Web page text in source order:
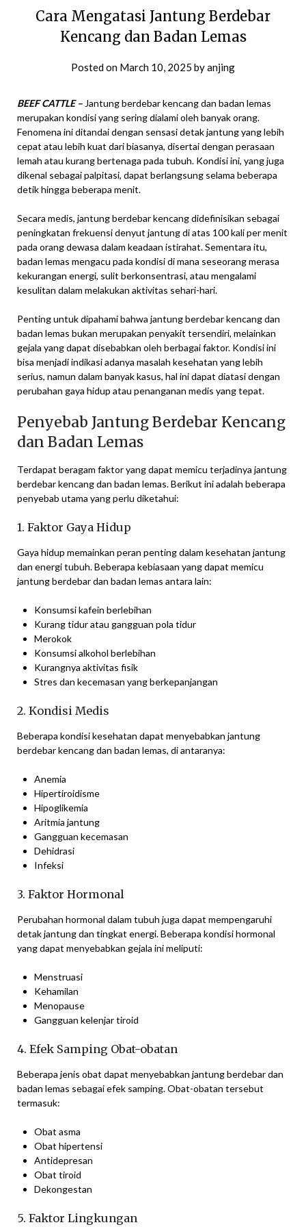
Cara Mengatasi Jantung Berdebar
Kencang dan Badan Lemas
Posted on March 10, 2025 byanjing
BEEF CATTLE – Jantung berdebar kencang dan badan lemas
merupakan kondisi yang sering dialami oleh banyak orang.
Fenomena ini ditandai dengan sensasi detak jantung yang lebih
cepat atau lebih kuat dari biasanya, disertai dengan perasaan
lemah atau kurang bertenaga pada tubuh. Kondisi ini, yang juga
dikenal sebagai palpitasi, dapat berlangsung selama beberapa
detik hingga beberapa menit.
Secara medis, jantung berdebar kencang didefinisikan sebagai
peningkatan frekuensi denyut jantung di atas 100 kali per menit
pada orang dewasa dalam keadaan istirahat. Sementara itu,
badan lemas mengacu pada kondisi di mana seseorang merasa
kekurangan energi, sulit berkonsentrasi, atau mengalami
kesulitan dalam melakukan aktivitas sehari-hari.
Penting untuk dipahami bahwa jantung berdebar kencang dan
badan lemas bukan merupakan penyakit tersendiri, melainkan
gejala yang dapat disebabkan oleh berbagai faktor. Kondisi ini
bisa menjadi indikasi adanya masalah kesehatan yang lebih
serius, namun dalam banyak kasus, hal ini dapat diatasi dengan
perubahan gaya hidup atau penanganan medis yang tepat.
Penyebab Jantung Berdebar Kencang
dan Badan Lemas
Terdapat beragam faktor yang dapat memicu terjadinya jantung
berdebar kencang dan badan lemas. Berikut ini adalah beberapa
penyebab utama yang perlu diketahui:
1. Faktor Gaya Hidup
Gaya hidup memainkan peran penting dalam kesehatan jantung
dan energi tubuh. Beberapa kebiasaan yang dapat memicu
jantung berdebar dan badan lemas antara lain:
Konsumsi kafein berlebihan
Kurang tidur atau gangguan pola tidur
Merokok
Konsumsi alkohol berlebihan
Kurangnya aktivitas fisik
Stres dan kecemasan yang berkepanjangan
2. Kondisi Medis
Beberapa kondisi kesehatan dapat menyebabkan jantung
berdebar kencang dan badan lemas, di antaranya:
Anemia
Hipertiroidisme
Hipoglikemia
Aritmia jantung
Gangguan kecemasan
Dehidrasi
Infeksi
3. Faktor Hormonal
Perubahan hormonal dalam tubuh juga dapat mempengaruhi
detak jantung dan tingkat energi. Beberapa kondisi hormonal
yang dapat menyebabkan gejala ini meliputi:
Menstruasi
Kehamilan
Menopause
Gangguan kelenjar tiroid
4. Efek Samping Obat-obatan
Beberapa jenis obat dapat menyebabkan jantung berdebar dan
badan lemas sebagai efek samping. Obat-obatan tersebut
termasuk:
Obat asma
Obat hipertensi
Antidepresan
Obat tiroid
Dekongestan
5. Faktor Lingkungan